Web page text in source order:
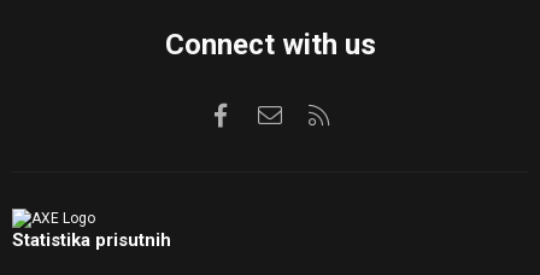
Connect with us
FacebookKontaktirajte nas
Statistika prisutnih